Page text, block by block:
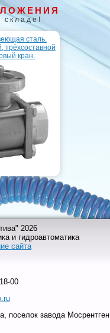
складе!
сталь.
трёхсоставной
кран.
2026
и гидроавтоматика
сайта
00
поселок завода Мосрентген,